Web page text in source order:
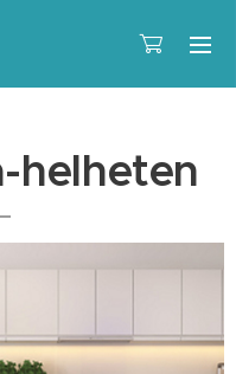
helheten